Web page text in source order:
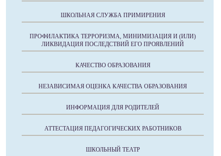
ШКОЛЬНАЯ СЛУЖБА ПРИМИРЕНИЯ
ПРОФИЛАКТИКА ТЕРРОРИЗМА, МИНИМИЗАЦИЯ И (ИЛИ)
ЛИКВИДАЦИЯ ПОСЛЕДСТВИЙ ЕГО ПРОЯВЛЕНИЙ
КАЧЕСТВО ОБРАЗОВАНИЯ
НЕЗАВИСИМАЯ ОЦЕНКА КАЧЕСТВА ОБРАЗОВАНИЯ
ИНФОРМАЦИЯ ДЛЯ РОДИТЕЛЕЙ
АТТЕСТАЦИЯ ПЕДАГОГИЧЕСКИХ РАБОТНИКОВ
ШКОЛЬНЫЙ ТЕАТР